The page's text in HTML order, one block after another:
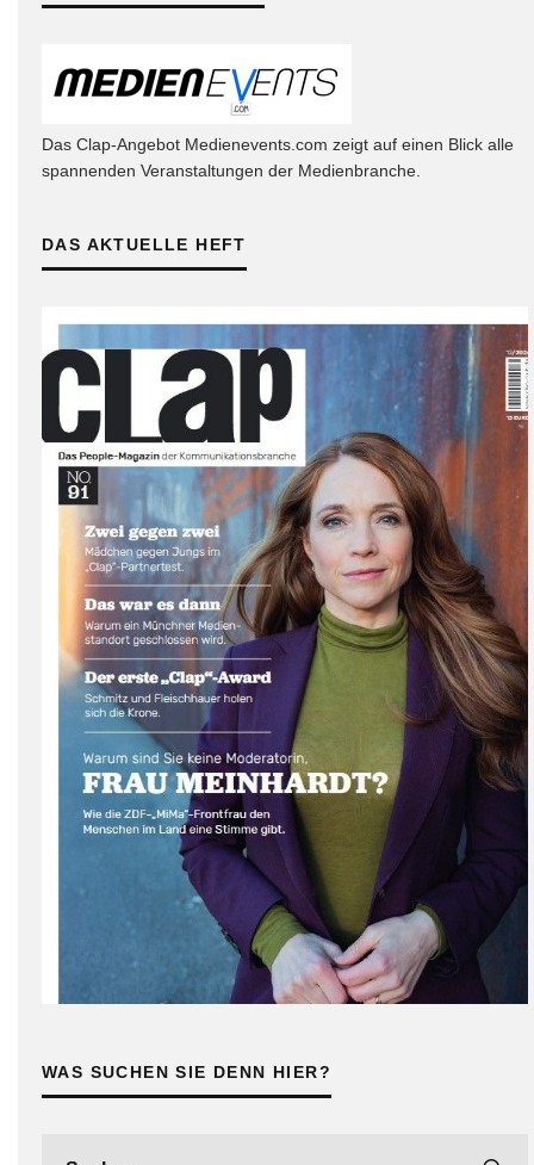
Das Clap-Angebot Medienevents.com zeigt auf einen Blick alle
spannenden Veranstaltungen der Medienbranche.
DAS AKTUELLE HEFT
WAS SUCHEN SIE DENN HIER?